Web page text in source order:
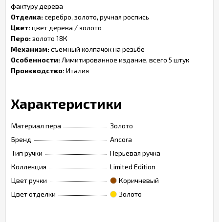
фактуру дерева
Отделка:серебро, золото, ручная роспись
Цвет:цвет дерева / золото
Перо:золото 18К
Механизм:съемный колпачок на резьбе
Особенности:Лимитированное издание, всего 5 штук
Производство:Италия
Характеристики
Материал пера
Золото
Бренд
Ancora
Тип ручки
Перьевая ручка
Коллекция
Limited Edition
Цвет ручки
Коричневый
Цвет отделки
Золото